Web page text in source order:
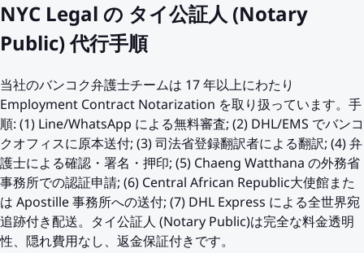
NYC Legal の タイ公証人 (Notary
Public) 代行手順
当社のバンコク弁護士チームは 17 年以上にわたり
Employment Contract Notarization を取り扱っています。手
順: (1) Line/WhatsApp による無料審査; (2) DHL/EMS でバンコ
クオフィスに原本送付; (3) 司法省登録翻訳者による翻訳; (4) 弁
護士による確認・署名・押印; (5) Chaeng Watthana の外務省
事務所での認証申請; (6) Central African Republic大使館また
は Apostille 事務所への送付; (7) DHL Express による全世界宛
追跡付き配送。タイ公証人 (Notary Public)は完全な料金透明
性、隠れ費用なし、返金保証付きです。